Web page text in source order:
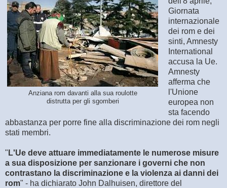
Anziana rom davanti alla sua roulotte
distrutta per gli sgomberi
Giornata
internazionale
dei rom e dei
sinti, Amnesty
International
accusa la Ue.
Amnesty
afferma che
l'Unione
europea non
sta facendo
abbastanza per porre fine alla discriminazione dei rom negli
stati membri.
" L'Ue deve attuare immediatamente le numerose misure
a sua disposizione per sanzionare i governi che non
contrastano la discriminazione e la violenza ai danni dei
rom" - ha dichiarato John Dalhuisen, direttore del